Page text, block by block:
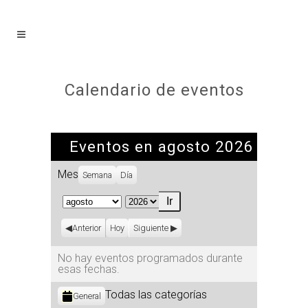
Calendario de eventos
Eventos en agosto 2026
Mes Semana Día
Mes
Año
Anterior Hoy Siguiente
No hay eventos programados durante
esas fechas.
Categorías
General Todas las categorías